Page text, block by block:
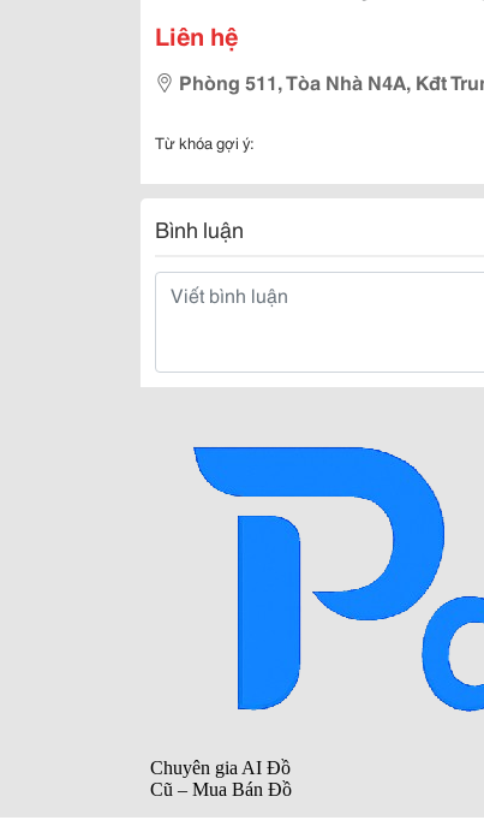
Liên hệ
Phòng 511, Tòa Nhà N4A, Kđt
Từ khóa gợi ý:
Bình luận